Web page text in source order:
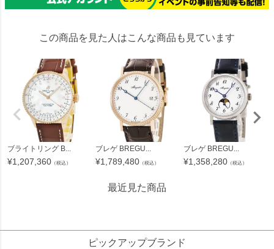
この商品を見た人はこんな商品も見ています
ブライトリング B...
¥1,207,360 （税込）
ブレゲ BREGU...
¥1,789,480 （税込）
ブレゲ BREGU...
¥1,358,280 （税込）
最近見た商品
ピックアップブランド